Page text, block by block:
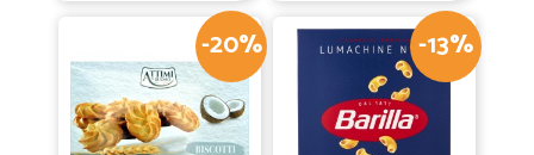
-20% -13%